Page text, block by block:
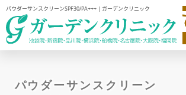
パウダーサンスクリーンSPF30/PA+++ | ガーデンクリニック
パウダーサンスクリーン